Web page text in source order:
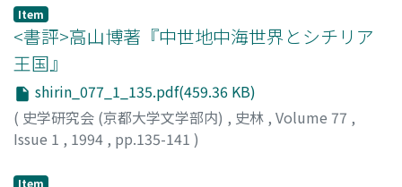
クItem
<書評>高山博著『中世地中海世界とシチリア
王国』
shirin_077_1_135.pdf(459.36 KB)
( 史学研究会 (京都大学文学部内) , 史林 , Volume 77 ,
Issue 1 , 1994 , pp.135-141 )
Item